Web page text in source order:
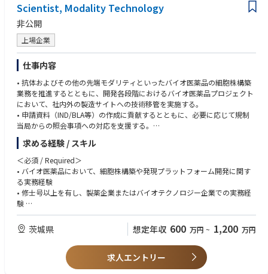
・登録内容に則した出荷用の英文成績書様式の作成、登録事項以外の各国
要件（シリアルコードや、現地品質試験）の規制面の裏付けと対応のサポ
ート
●現地当局のGMP実地査察のサポート
●各国規制情報の収集
・現地社員、各国当局のwebsiteやcortellisなどの規制情報サービスから入
手し、現地規制に則した登録の維持管理を行う。
●現地薬事担当者（自社社員・コンサルタント）とコミュニケーション
・中国は日本語可、その他の国は英語
※業務案件により海外出張(短期)がございます。
【企業魅力】
関わる全ての人のしあわせを追求する、“Good Company”を経営理念と
しております。
・患者・消費者の皆さま、医療従事者の皆さま、取引先の皆さま、株主の
皆さま、社員といった千寿製薬に関わる全ての人々とバランスの取れた関
係性を保ちながら発展することを目指しています。
・過重労働の防止、年休取得率の向上や、時間単位年休の導入等、働き方
改革に力を入れ、長期にわたって活躍できる環境を整えています
・行動理念である“If I were you”の下で、良好な関係、コミュニケーショ
ンを構築し、「あるべき姿・やるべきこと」を実現・実行できる風通しの
【求める人物像】
海外薬事に挑戦してみたいという志のある方
マルチタスクをこなしてきた経験のある方
自律的に業務マネジメントができる方
英語でコミュニケーションができる方
Scientist, Modality Technology
非公開
上場企業
仕事内容
• 抗体およびその他の先端モダリティといったバイオ医薬品の細胞株構築
業務を推進するとともに、開発各段階におけるバイオ医薬品プロジェクト
において、社内外の製造サイトへの技術移管を実施する。
• 申請資料（IND/BLA等）の作成に貢献するとともに、必要に応じて規制
当局からの照会事項への対応を支援する。
• 社内外パートナーと連携し、革新的な細胞株構築技術およびプラットフ
ォーム改良の評価・導入を推進する。
• 代表またはメンバーとして、CDMOおよびグローバルプロジェクトチー
ムとの会議に参加し、科学的・技術的な議論を行う。
• 必要に応じて、バイオ医薬品プロジェクトにおけるDrug Substance Lead
として、CMC開発戦略の策定および実行を担い、計画・オペレーションの
最適化を推進するとともに、CMC関連部門間の円滑な連携を実現する。
【就業環境に関する要件 】
•早朝または深夜の会議については、自宅からのリモート参加が可能です。
•業務上必要に応じて、生産サイトへの出張が発生し、現地でのオンサイト
対応を行う場合があります。
求める経験 / スキル
＜必須 / Required＞
• バイオ医薬品において、細胞株構築や発現プラットフォーム開発に関す
る実務経験
• 修士号以上を有し、製薬企業またはバイオテクノロジー企業での実務経
験
• 英語による基本的な業務コミュニケーション能力
• 部門横断チームにおいて効果的に協働できるコラボレーション能力
• 問題解決能力を備え、自律的かつ主体的に業務を推進する姿勢
＜歓迎 / Preferred＞
• 抗体およびその他のモダリティにおける細胞株構築の経験
茨城県 想定年収 600 万円 ~ 1,200 万円
求人エントリー